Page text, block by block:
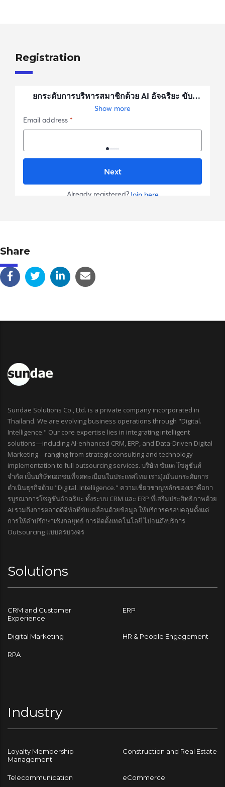
Registration
Share
Sundae Solutions Co., Ltd. is a private company incorporated in
Thailand. We are evolving business operations through "Digital.
Intelligence." Our core expertise lies in integrating intelligent
solutions—including AI-enhanced CRM, ERP, and Data-Driven Digital
Marketing—ranging from strategic consulting and technology
implementation to full outsourcing services. บริษัท ซันเด โซลูชันส์
จำกัด เป็นบริษัทเอกชนที่จดทะเบียนในประเทศไทย เรามุ่งมั่นยกระดับการ
ดำเนินธุรกิจด้วย "Digital. Intelligence." ความเชี่ยวชาญหลักของเราคือกา
รบูรณาการโซลูชันอัจฉริยะ ทั้งระบบ CRM และ ERP ที่เสริมประสิทธิภาพด้วย
AI รวมถึงการตลาดดิจิทัลที่ขับเคลื่อนด้วยข้อมูล ให้บริการครอบคลุมตั้งแต่
การให้คำปรึกษาเชิงกลยุทธ์ การติดตั้งเทคโนโลยี ไปจนถึงบริการ
Outsourcing แบบครบวงจร
Solutions
CRM and Customer
Experience
ERP
Digital Marketing HR & People Engagement
RPA
Industry
Loyalty Membership
Management
Construction and Real Estate
Telecommunication eCommerce